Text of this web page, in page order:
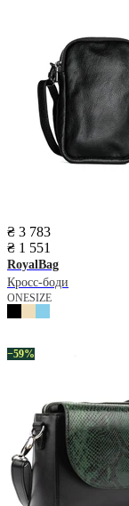
₴ 3 783
₴ 1 551
RoyalBag
Кросс-боди
ONESIZE
−59%